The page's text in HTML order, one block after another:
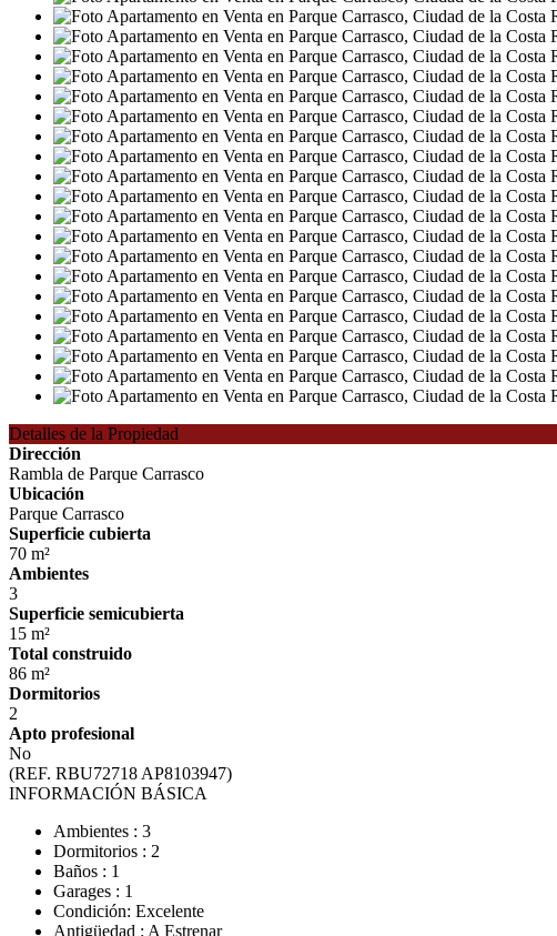
Detalles de la Propiedad
Dirección
Rambla de Parque Carrasco
Ubicación
Parque Carrasco
Superficie cubierta
70 m²
Ambientes
3
Superficie semicubierta
15 m²
Total construido
86 m²
Dormitorios
2
Apto profesional
No
(REF. RBU72718 AP8103947)
INFORMACIÓN BÁSICA
Ambientes : 3
Dormitorios : 2
Baños : 1
Garages : 1
Condición: Excelente
Antigüedad : A Estrenar